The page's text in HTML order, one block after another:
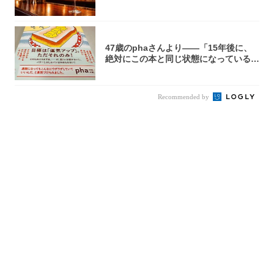
47歳のphaさんより――「15年後に、
絶対にこの本と同じ状態になっている自
Recommended by